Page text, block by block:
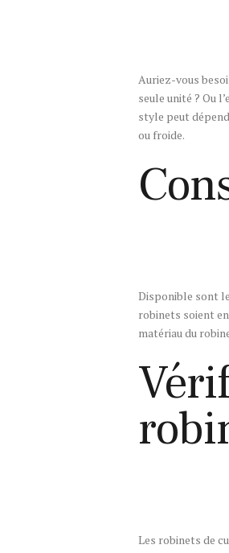
Auriez-vous
seule unité ? Ou
style peut
ou froide.
Disponible sont
robinets soient
matériau du
Les robinets de